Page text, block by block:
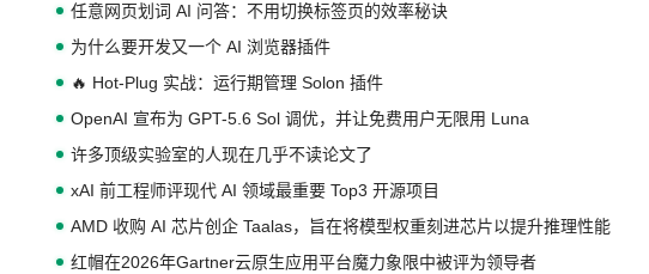
任意网页划词 AI 问答：不用切换标签页的效率秘诀
为什么要开发又一个 AI 浏览器插件
🔥 Hot-Plug 实战：运行期管理 Solon 插件
OpenAI 宣布为 GPT-5.6 Sol 调优，并让免费用户无限用 Luna
许多顶级实验室的人现在几乎不读论文了
xAI 前工程师评现代 AI 领域最重要 Top3 开源项目
AMD 收购 AI 芯片创企 Taalas，旨在将模型权重刻进芯片以提升推理性能
红帽在2026年Gartner云原生应用平台魔力象限中被评为领导者